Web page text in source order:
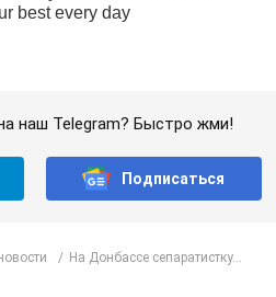
наш Telegram? Быстро жми!
Подписаться
На Донбассе сепаратистку...